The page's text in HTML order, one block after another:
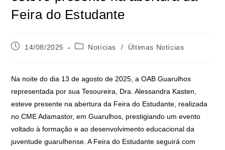
Feira do Estudante
14/08/2025 Notícias / Últimas Notícias
Na noite do dia 13 de agosto de 2025, a OAB Guarulhos
representada por sua Tesoureira, Dra. Alessandra Kasten,
esteve presente na abertura da Feira do Estudante, realizada
no CME Adamastor, em Guarulhos, prestigiando um evento
voltado à formação e ao desenvolvimento educacional da
juventude guarulhense. A Feira do Estudante seguirá com